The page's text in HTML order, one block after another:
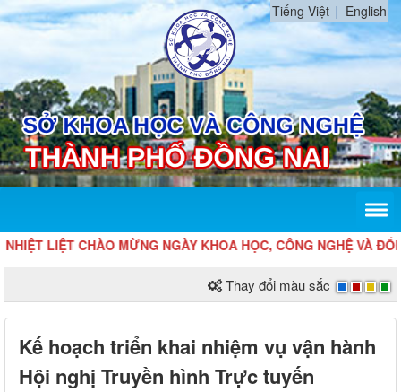
Tiếng Việt English
LIỆT CHÀO MỪNG NGÀY KHOA HỌC, CÔNG NGHỆ VÀ ĐỔI
Thay đổi màu sắc
Kế hoạch triển khai nhiệm vụ vận hành
Hội nghị Truyền hình Trực tuyến